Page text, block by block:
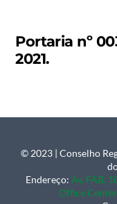
Portaria nº
2021.
© 2023 | Conselho
Endereço: Av. FAB,
Office